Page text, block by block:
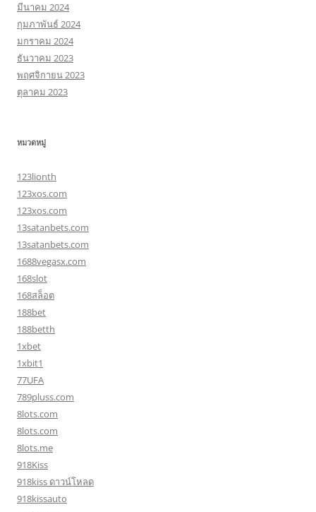
มีนาคม 2024
กุมภาพันธ์ 2024
มกราคม 2024
ธันวาคม 2023
พฤศจิกายน 2023
ตุลาคม 2023
หมวดหมู่
123lionth
123xos.com
123xos.com
13satanbets.com
13satanbets.com
1688vegasx.com
168slot
168สล็อต
188bet
188betth
1xbet
1xbit1
77UFA
789pluss.com
8lots.com
8lots.com
8lots.me
918Kiss
918kiss ดาวน์โหลด
918kissauto